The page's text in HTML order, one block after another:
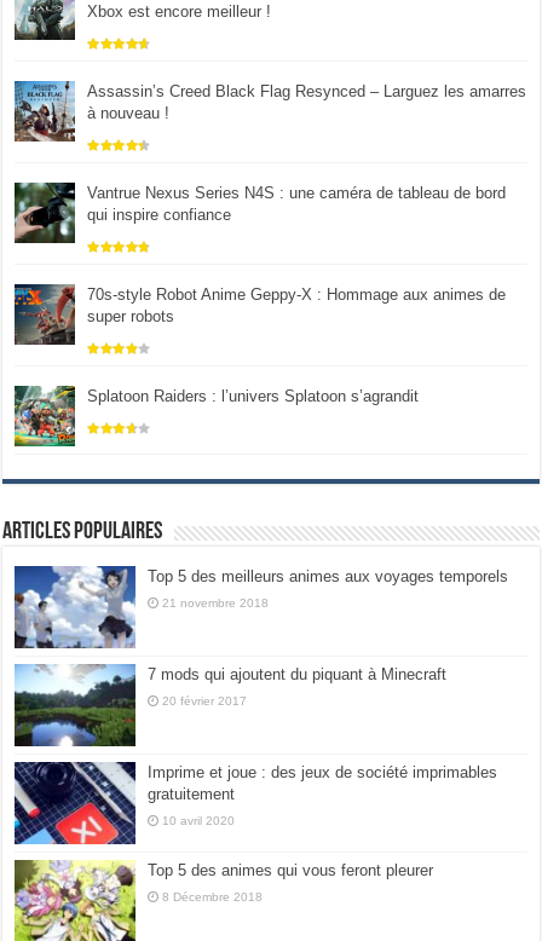
Xbox est encore meilleur !
Assassin’s Creed Black Flag Resynced – Larguez les amarres
à nouveau !
Vantrue Nexus Series N4S : une caméra de tableau de bord
qui inspire confiance
70s-style Robot Anime Geppy-X : Hommage aux animes de
super robots
Splatoon Raiders : l’univers Splatoon s’agrandit
Articles populaires
Top 5 des meilleurs animes aux voyages temporels
21 novembre 2018
7 mods qui ajoutent du piquant à Minecraft
20 février 2017
Imprime et joue : des jeux de société imprimables
gratuitement
10 avril 2020
Top 5 des animes qui vous feront pleurer
8 Décembre 2018